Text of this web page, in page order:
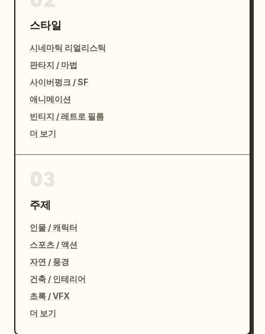
스타일
시네마틱 리얼리스틱
판타지 / 마법
사이버펑크 / SF
애니메이션
빈티지 / 레트로 필름
더 보기
주제
인물 / 캐릭터
스포츠 / 액션
자연 / 풍경
건축 / 인테리어
초록 / VFX
더 보기